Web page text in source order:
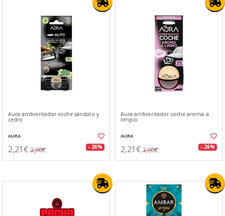
Aura ambientador coche sándalo y
cedro
AURA
2,21€ 3,00€ - 26%
Aura ambientador coche aroma a
limpio
AURA
2,21€ 3,00€ - 26%